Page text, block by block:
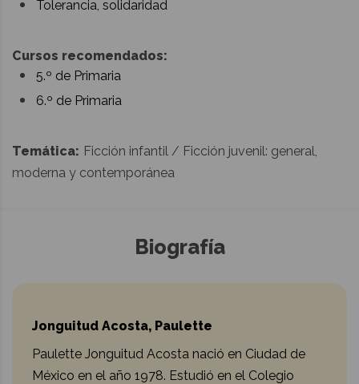
Tolerancia, solidaridad
Cursos recomendados:
5.º de Primaria
6.º de Primaria
Temática: Ficción infantil / Ficción juvenil: general,
moderna y contemporánea
Biografía
Jonguitud Acosta, Paulette
Paulette Jonguitud Acosta nació en Ciudad de
México en el año 1978. Estudió en el Colegio